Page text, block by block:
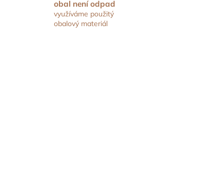
obal není odpad
využíváme použitý
obalový materiál